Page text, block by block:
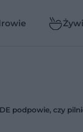
podpowie, czy